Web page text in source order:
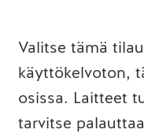
Valitse tämä
käyttökelvoton,
osissa. Laitteet
tarvitse